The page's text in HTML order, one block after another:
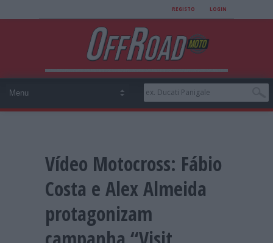
REGISTO LOGIN
Vídeo Motocross: Fábio
Costa e Alex Almeida
protagonizam